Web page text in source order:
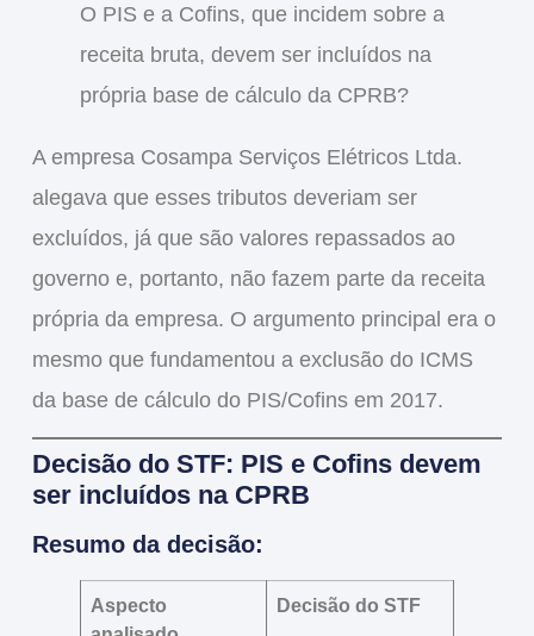
O PIS e a Cofins, que incidem sobre a
receita bruta, devem ser incluídos na
própria base de cálculo da CPRB?
A empresa Cosampa Serviços Elétricos Ltda.
alegava que esses tributos deveriam ser
excluídos, já que são valores repassados ao
governoe, portanto, não fazem parte da receita
própria da empresa. O argumento principal era o
mesmo que fundamentou a exclusão do ICMS
da base de cálculo do PIS/Cofinsem 2017.
Decisão do STF: PIS e Cofins devem
ser incluídos na CPRB
Resumo da decisão:
Aspecto
Decisão do STF